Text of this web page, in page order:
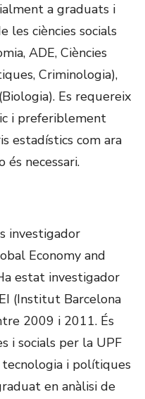
a graduats i
les ciències socials
ADE, Ciències
Criminologia),
Es requereix
i preferiblement
estadístics com ara
és necessari.
investigador
Economy and
estat investigador
(Institut Barcelona
2009 i 2011. És
i socials per la UPF
i polítiques
en anàlisi de